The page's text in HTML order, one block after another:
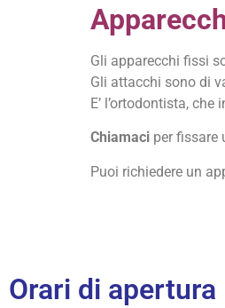
Gli apparecchi fissi
Gli attacchi sono di
E’ l’ortodontista,
Chiamaci per fissare
Puoi richiedere un
Orari di apertura